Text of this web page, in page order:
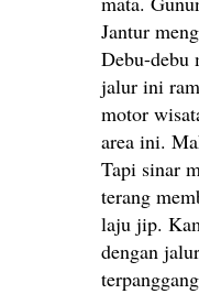
Jantur
Debu-debu
jalur ini
motor
area ini.
Tapi sinar
terang
laju jip.
dengan